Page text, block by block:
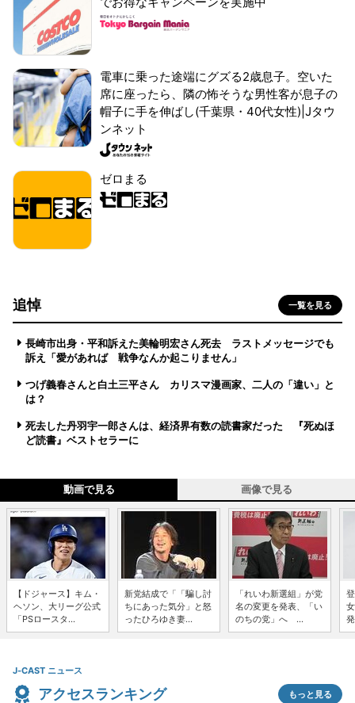
電車に乗った途端にグズる2歳息子。空いた
席に座ったら、隣の怖そうな男性客が息子の
帽子に手を伸ばし(千葉県・40代女性)|Jタウ
ンネット
ゼロまる
追悼 一覧を見る
長崎市出身・平和訴えた美輪明宏さん死去 ラストメッセージでも
訴え「愛があれば 戦争なんか起こりません」
つげ義春さんと白土三平さん カリスマ漫画家、二人の「違い」と
は？
死去した丹羽宇一郎さんは、経済界有数の読書家だった 『死ぬほ
ど読書』ベストセラーに
動画で見る 画像で見る
【ドジャース】キム・
ヘソン、大リーグ公式
「PSロースタ...
新党結成で「「騙し討
ちにあった気分」と怒
ったひろゆき妻...
「れいわ新選組」が党
名の変更を発表、「い
のちの党」へ ...
J-CAST ニュース
アクセスランキング もっと見る